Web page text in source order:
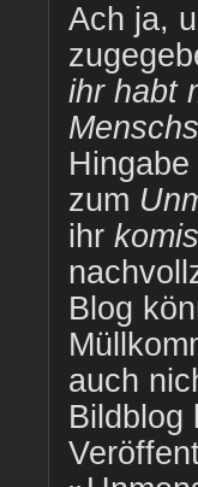
Ach ja,
ihr habt
zum
ihr
Blog
auch
Bildblog